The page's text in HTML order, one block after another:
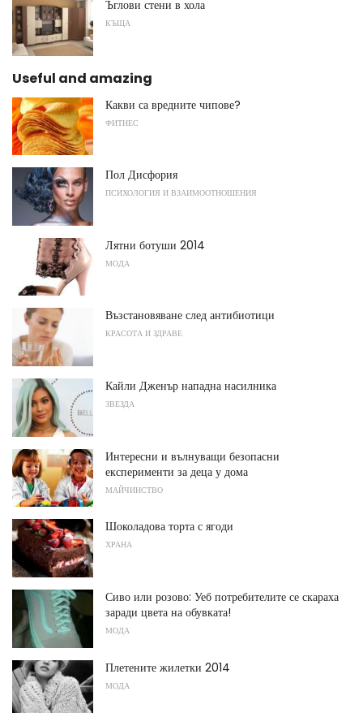
Ъглови стени в хола
КЪЩА
Useful and amazing
Какви са вредните чипове?
ФИТНЕС
Пол Дисфория
ПСИХОЛОГИЯ И ВЗАИМООТНОШЕНИЯ
Лятни ботуши 2014
МОДА
Възстановяване след антибиотици
КРАСОТА И ЗДРАВЕ
Кайли Дженър нападна насилника
ЗВЕЗДА
Интересни и вълнуващи безопасни
експерименти за деца у дома
МАЙЧИНСТВО
Шоколадова торта с ягоди
ХРАНА
Сиво или розово: Уеб потребителите се скараха
заради цвета на обувката!
МОДА
Плетените жилетки 2014
МОДА